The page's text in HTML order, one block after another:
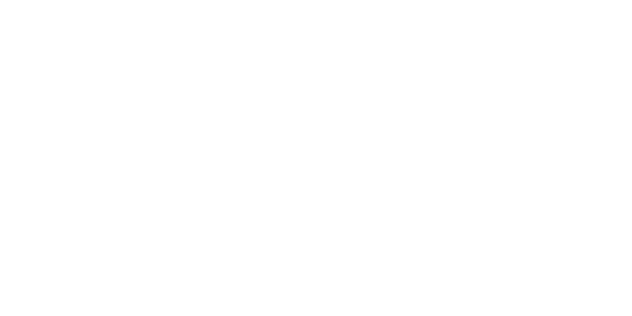
choque ante el Bayer Leverkusen
de Iker Luque
podemos tirar para delante y trabajamos con ilusión
de Juanlu
del Granada CF
de 420 millones por el club
el ataque nervionense
de un inválido Consejo
antes del cierre